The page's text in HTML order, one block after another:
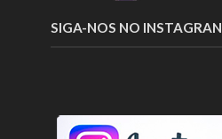
SIGA-NOS NO INSTAGRAN